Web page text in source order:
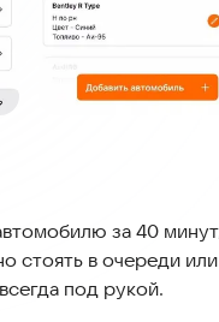
за 40
в очереди
под рукой.